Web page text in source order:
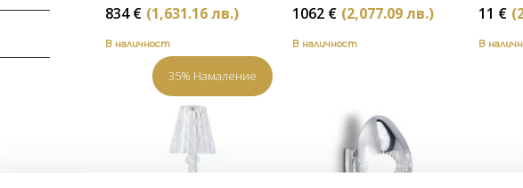
834€ (1,631.16 лв.) 1062 € (2,077.09 лв.) 11 €
В наличност
35% Намаление
В наличност В